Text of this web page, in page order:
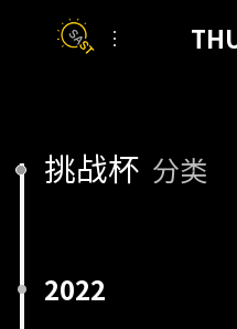
挑战杯 分类
2022